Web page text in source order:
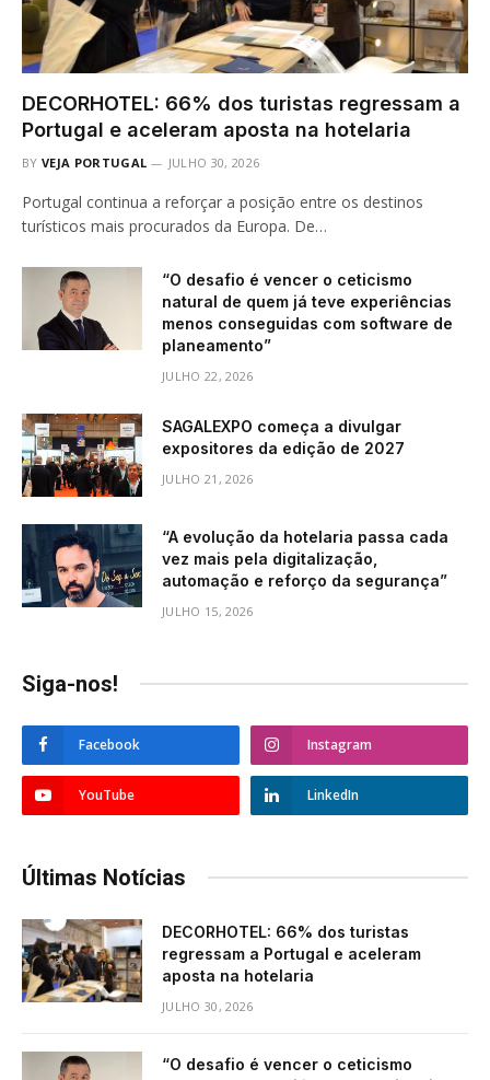
DECORHOTEL: 66% dos turistas regressam a
Portugal e aceleram aposta na hotelaria
BY VEJA PORTUGAL JULHO 30, 2026
Portugal continua a reforçar a posição entre os destinos
turísticos mais procurados da Europa. De…
“O desafio é vencer o ceticismo
natural de quem já teve experiências
menos conseguidas com software de
planeamento”
JULHO 22, 2026
SAGALEXPO começa a divulgar
expositores da edição de 2027
JULHO 21, 2026
“A evolução da hotelaria passa cada
vez mais pela digitalização,
automação e reforço da segurança”
JULHO 15, 2026
Siga-nos!
Facebook Instagram
YouTube LinkedIn
Últimas Notícias
DECORHOTEL: 66% dos turistas
regressam a Portugal e aceleram
aposta na hotelaria
JULHO 30, 2026
“O desafio é vencer o ceticismo